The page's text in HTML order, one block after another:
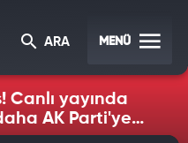
ARA MENÜ
Canlı yayında
AK Parti'ye